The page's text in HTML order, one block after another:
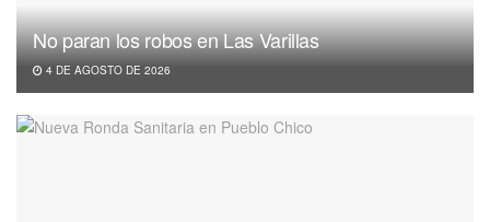
No paran los robos en Las Varillas
4 DE AGOSTO DE 2026